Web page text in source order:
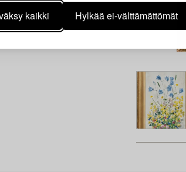
kaikki Hylkää ei-välttämättömät